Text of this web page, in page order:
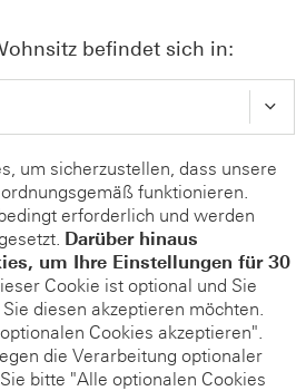
befindet sich in:
um sicherzustellen, dass unsere
funktionieren.
erforderlich und werden
Darüber hinaus
um Ihre Einstellungen für 30
Cookie ist optional und Sie
diesen akzeptieren möchten.
Cookies akzeptieren".
die Verarbeitung optionaler
bitte "Alle optionalen Cookies